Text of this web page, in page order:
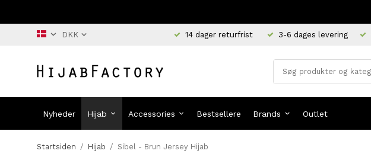
14 dager returfrist 3-6 dages levering
Nyheder Hijab Accessories Bestsellere Brands Outlet
Startsiden / Hijab / Sibel - Brun Jersey Hijab